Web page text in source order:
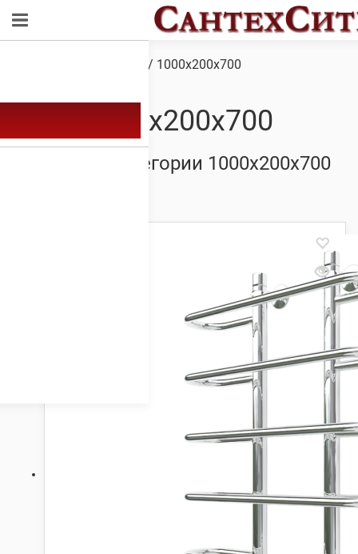
/ Товар Размер / 1000х200х700
1000х200х700
Товары из категории 1000х200х700